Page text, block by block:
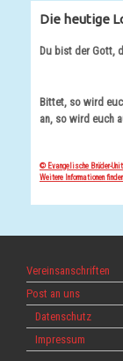
Die heutige
Du bist der Gott,
Bittet, so wird
an, so wird euch
© Evangelische Brüder-
Weitere Informationen
Vereinsanschriften
Post an uns
Datenschutz
Impressum